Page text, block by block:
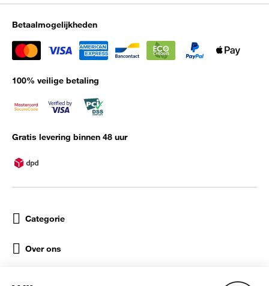
Betaalmogelijkheden
100% veilige betaling
Gratis levering binnen 48 uur
Categorie
Over ons